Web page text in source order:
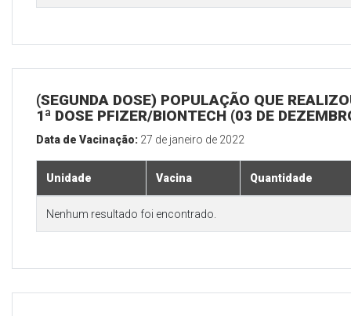
(SEGUNDA DOSE) POPULAÇÃO QUE
1ª DOSE PFIZER/BIONTECH (03 DE
Data de Vacinação: 27 de janeiro de 2022
Unidade Vacina Quantidade
Nenhum resultado foi encontrado.